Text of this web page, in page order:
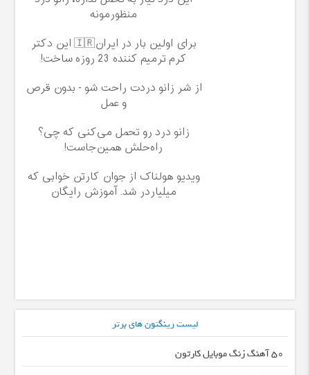
منظورمونه
برای اولین بار در ایران🇮🇷 این دکتر
کرم ترمیم کننده 23 روزه ساخت!
از شر زانو دردت راحت شو - بدون قرص
و عمل
زانو درد رو تحمل می‌کنی که چی؟
راه‌حلش همین‌جاست!
ویدیو هولناک از جوان کارتن خوابی که
میلیاردر شد. آموزش رایگان
لیست رینگتون های برتر
50 آهنگ زنگ موبایل کارتون